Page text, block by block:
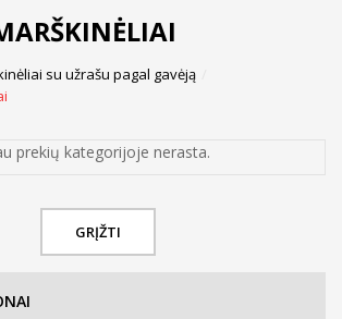
su užrašu pagal gavėją
prekių kategorijoje nerasta.
GRĮŽTI